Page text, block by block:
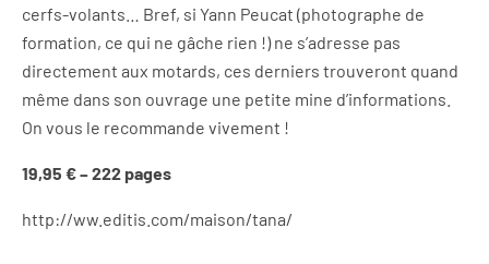
cerfs-volants… Bref, si Yann Peucat (photographe de
formation, ce qui ne gâche rien !) ne s’adresse pas
directement aux motards, ces derniers trouveront quand
même dans son ouvrage une petite mine d’informations.
On vous le recommande vivement !
19,95 € – 222 pages
http://ww.editis.com/maison/tana/